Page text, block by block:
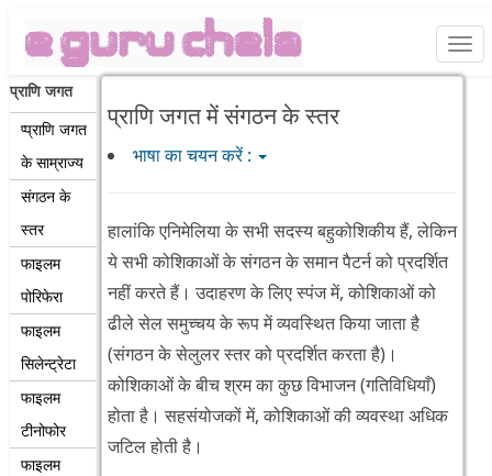
प्राणि जगत
प्प्राणि जगत
के साम्राज्य
संगठन के
स्तर
फाइलम
पोरिफेरा
फाइलम
सिलेन्ट्रेटा
फाइलम
टीनोफोर
फाइलम
प्राणि जगत में संगठन के स्तर
भाषा का चयन करें :
हालांकि एनिमेलिया के सभी सदस्य बहुकोशिकीय हैं, लेकिन
ये सभी कोशिकाओं के संगठन के समान पैटर्न को प्रदर्शित
नहीं करते हैं। उदाहरण के लिए स्पंज में, कोशिकाओं को
ढीले सेल समुच्चय के रूप में व्यवस्थित किया जाता है
(संगठन के सेलुलर स्तर को प्रदर्शित करता है)।
कोशिकाओं के बीच श्रम का कुछ विभाजन (गतिविधियाँ)
होता है। सहसंयोजकों में, कोशिकाओं की व्यवस्था अधिक
जटिल होती है।